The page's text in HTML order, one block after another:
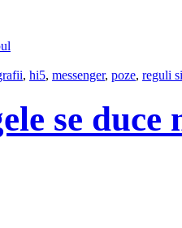
, hi5, messenger, poze, reguli
se